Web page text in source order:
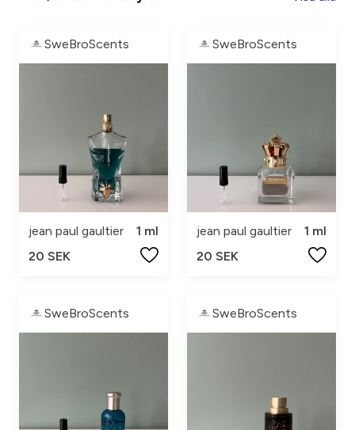
SweBroScents
jean paul gaultier
1 ml
20 SEK
SweBroScents
jean paul gaultier
1 ml
20 SEK
SweBroScents SweBroScents